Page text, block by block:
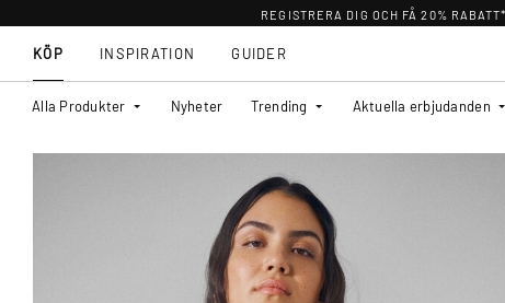
REGISTRERA DIG OCH FÅ 20% RABATT*
KÖP
Alla Produkter Nyheter Trending Aktuella erbjudanden
INSPIRATION GUIDER